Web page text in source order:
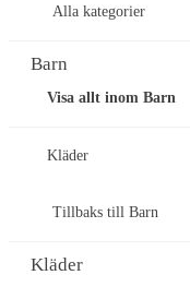
Alla kategorier
Barn
Visa allt inom Barn
Kläder
Tillbaks till Barn
Kläder